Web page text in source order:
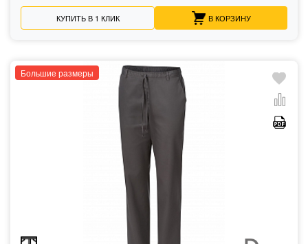
КУПИТЬ В 1 КЛИК В КОРЗИНУ
Большие размеры